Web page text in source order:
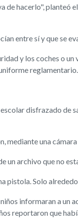
de hacerlo", planteó
entre sí y que se
y los coches o
reglamentario.
disfrazado de
mediante una
un archivo que no
pistola. Solo
informaran a
reportaron que